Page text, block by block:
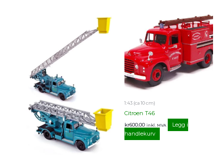
1:43 (ca 10 cm)
Citroen T46
kr600.00 inkl. MVA
Legg i
handlekurv